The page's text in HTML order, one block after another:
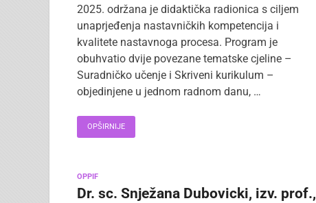
2025. održana je didaktička radionica s ciljem
unaprjeđenja nastavničkih kompetencija i
kvalitete nastavnoga procesa. Program je
obuhvatio dvije povezane tematske cjeline –
Suradničko učenje i Skriveni kurikulum –
objedinjene u jednom radnom danu, …
OPŠIRNIJE
OPPIF
Dr. sc. Snježana Dubovicki, izv. prof.,